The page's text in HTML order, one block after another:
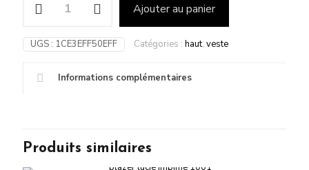
Ajouter au panier
UGS : 1CE3EFF50EFF Catégories : haut, veste
Informations complémentaires
Produits similaires